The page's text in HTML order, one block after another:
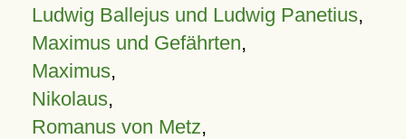
Ludwig Ballejus und Ludwig Panetius,
Maximus und Gefährten,
Maximus,
Nikolaus,
Romanus von Metz,